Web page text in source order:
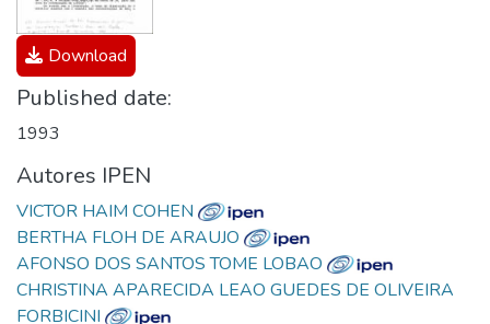
Download
Published date:
1993
Autores IPEN
VICTOR HAIM COHEN
BERTHA FLOH DE ARAUJO
AFONSO DOS SANTOS TOME LOBAO
CHRISTINA APARECIDA LEAO GUEDES DE OLIVEIRA
FORBICINI